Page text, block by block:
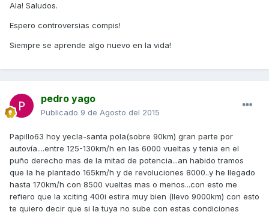
Ala! Saludos.
Espero controversias compis!
Siempre se aprende algo nuevo en la vida!
pedro yago
Publicado 9 de Agosto del 2015
Papillo63 hoy yecla-santa pola(sobre 90km) gran parte por
autovía....entre 125-130km/h en las 6000 vueltas y tenia en el
puño derecho mas de la mitad de potencia...an habido tramos
que la he plantado 165km/h y de revoluciones 8000..y he llegado
hasta 170km/h con 8500 vueltas mas o menos...con esto me
refiero que la xciting 400i estira muy bien (llevo 9000km) con esto
te quiero decir que si la tuya no sube con estas condiciones